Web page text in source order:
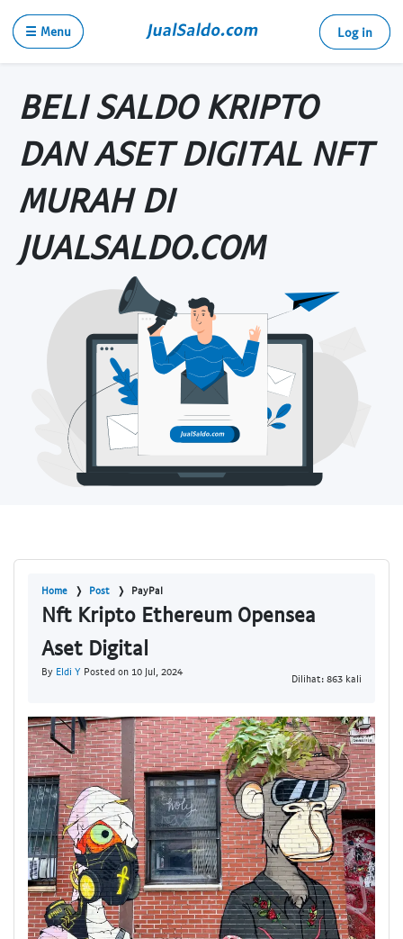
☰ Menu Log in
BELI SALDO KRIPTO
DAN ASET DIGITAL NFT
MURAH DI
JUALSALDO.COM
Home Post PayPal
Nft Kripto Ethereum Opensea
Aset Digital
By Eldi Y Posted on 10 Jul, 2024
Dilihat: 863 kali